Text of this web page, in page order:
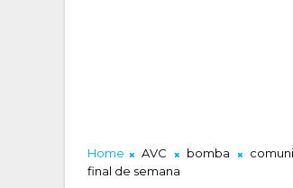
Home AVC bomba
final de semana